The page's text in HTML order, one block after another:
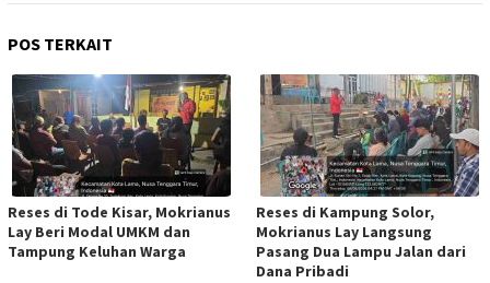
POS TERKAIT
Reses di Tode Kisar, Mokrianus
Lay Beri Modal UMKM dan
Tampung Keluhan Warga
Reses di Kampung Solor,
Mokrianus Lay Langsung
Pasang Dua Lampu Jalan dari
Dana Pribadi